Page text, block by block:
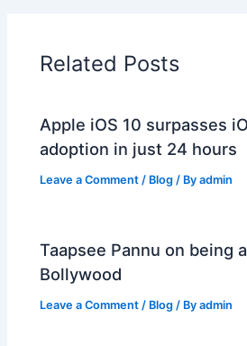
Related Posts
Apple iOS 10 surpasses
adoption in just 24 hours
Leave a Comment / Blog / Byadmin
Taapsee Pannu on being
Bollywood
Leave a Comment / Blog / Byadmin